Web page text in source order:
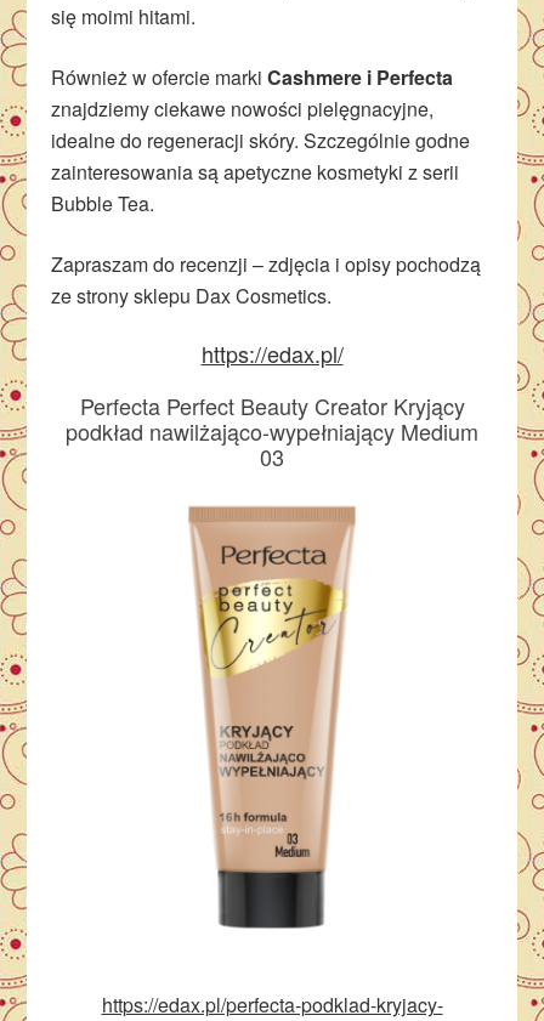
się moimi hitami.
Również w ofercie markiCashmere i Perfecta
znajdziemy ciekawe nowości pielęgnacyjne,
idealne do regeneracji skóry. Szczególnie godne
zainteresowania są apetyczne kosmetyki z serii
Bubble Tea.
Zapraszam do recenzji – zdjęcia i opisy pochodzą
ze strony sklepu Dax Cosmetics.
https://edax.pl/
Perfecta Perfect Beauty Creator Kryjący
podkład nawilżająco-wypełniający Medium
03
https://edax.pl/perfecta-podklad-kryjacy-